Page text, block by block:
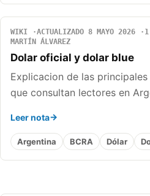
WIKI ACTUALIZADO 8 MAYO 2026
MARTÍN ÁLVAREZ
Dolar oficial y dolar blue
Explicacion de las
que consultan lectores en
Leer nota
Argentina BCRA Dólar